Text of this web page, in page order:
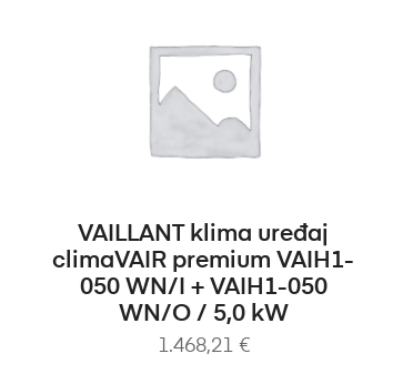
DODAJ U KOŠARICU
VAILLANT klima uređaj
climaVAIR premium VAIH1-
050 WN/I + VAIH1-050
WN/O / 5,0 kW
1.468,21 €